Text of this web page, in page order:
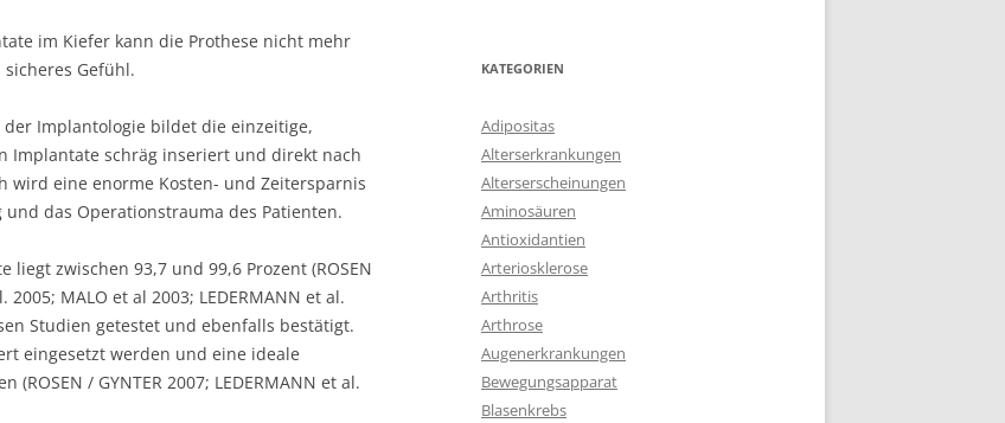
im Kiefer kann die Prothese nicht mehr
Gefühl.
Implantologie bildet die einzeitige,
Implantate schräg inseriert und direkt nach
wird eine enorme Kosten- und Zeitersparnis
das Operationstrauma des Patienten.
zwischen 93,7 und 99,6 Prozent (ROSEN
2005; MALO et al 2003; LEDERMANN et al.
Studien getestet und ebenfalls bestätigt.
eingesetzt werden und eine ideale
/ GYNTER 2007; LEDERMANN et al.
KATEGORIEN
Adipositas
Alterserkrankungen
Alterserscheinungen
Aminosäuren
Antioxidantien
Arteriosklerose
Arthritis
Arthrose
Augenerkrankungen
Bewegungsapparat
Blasenkrebs